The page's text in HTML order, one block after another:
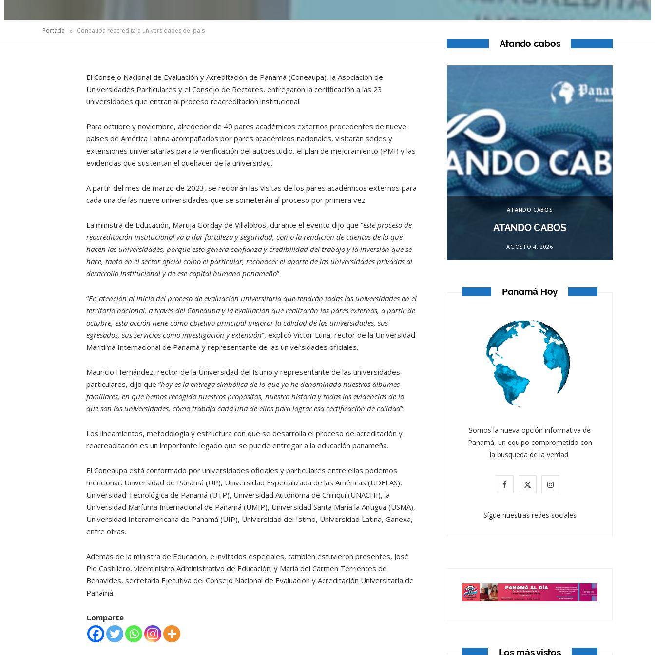
Portada » Coneaupa reacredita a universidades del país
El Consejo Nacional de Evaluación y Acreditación de Panamá (Coneaupa), la Asociación de
Universidades Particulares y el Consejo de Rectores, entregaron la certificación a las 23
universidades que entran al proceso reacreditación institucional.
Para octubre y noviembre, alrededor de 40 pares académicos externos procedentes de nueve
países de América Latina acompañados por pares académicos nacionales, visitarán sedes y
extensiones universitarias para la verificación del autoestudio, el plan de mejoramiento (PMI) y las
evidencias que sustentan el quehacer de la universidad.
A partir del mes de marzo de 2023, se recibirán las visitas de los pares académicos externos para
cada una de las nueve universidades que se someterán al proceso por primera vez.
La ministra de Educación, Maruja Gorday de Villalobos, durante el evento dijo que “este proceso de
reacreditación institucional va a dar fortaleza y seguridad, como la rendición de cuentas de lo que
hacen las universidades, porque esto genera confianza y credibilidad del trabajo y la inversión que se
hace, tanto en el sector oficial como el particular, reconocer el aporte de las universidades privadas al
desarrollo institucional y de ese capital humano panameño”.
“En atención al inicio del proceso de evaluación universitaria que tendrán todas las universidades en el
territorio nacional, a través del Coneaupa y la evaluación que realizarán los pares externos, a partir de
octubre, esta acción tiene como objetivo principal mejorar la calidad de las universidades, sus
egresados, sus servicios como investigación y extensión”, explicó Víctor Luna, rector de la Universidad
Marítima Internacional de Panamá y representante de las universidades oficiales.
Mauricio Hernández, rector de la Universidad del Istmo y representante de las universidades
particulares, dijo que “hoy es la entrega simbólica de lo que yo he denominado nuestros álbumes
familiares, en que hemos recogido nuestros propósitos, nuestra historia y todas las evidencias de lo
que son las universidades, cómo trabaja cada una de ellas para lograr esa certificación de calidad”.
Los lineamientos, metodología y estructura con que se desarrolla el proceso de acreditación y
reacreaditación es un importante legado que se puede entregar a la educación panameña.
El Coneaupa está conformado por universidades oficiales y particulares entre ellas podemos
mencionar: Universidad de Panamá (UP), Universidad Especializada de las Américas (UDELAS),
Universidad Tecnológica de Panamá (UTP), Universidad Autónoma de Chiriquí (UNACHI), la
Universidad Marítima Internacional de Panamá (UMIP), Universidad Santa María la Antigua (USMA),
Universidad Interamericana de Panamá (UIP), Universidad del Istmo, Universidad Latina, Ganexa,
entre otras.
Además de la ministra de Educación, e invitados especiales, también estuvieron presentes, José
Pío Castillero, viceministro Administrativo de Educación; y María del Carmen Terrientes de
Benavides, secretaria Ejecutiva del Consejo Nacional de Evaluación y Acreditación Universitaria de
Panamá.
Comparte
Atando cabos
ATANDO CABOS
JULIO 30, 2026
ATANDO CABOS
ATANDO CABOS
AGOSTO 4, 2026
Panamá Hoy
Somos la nueva opción informativa de
Panamá, un equipo comprometido con
la busqueda de la verdad.
F
c
o
T
t
I
s
r
Sígue nuestras redes sociales
Los más vistos